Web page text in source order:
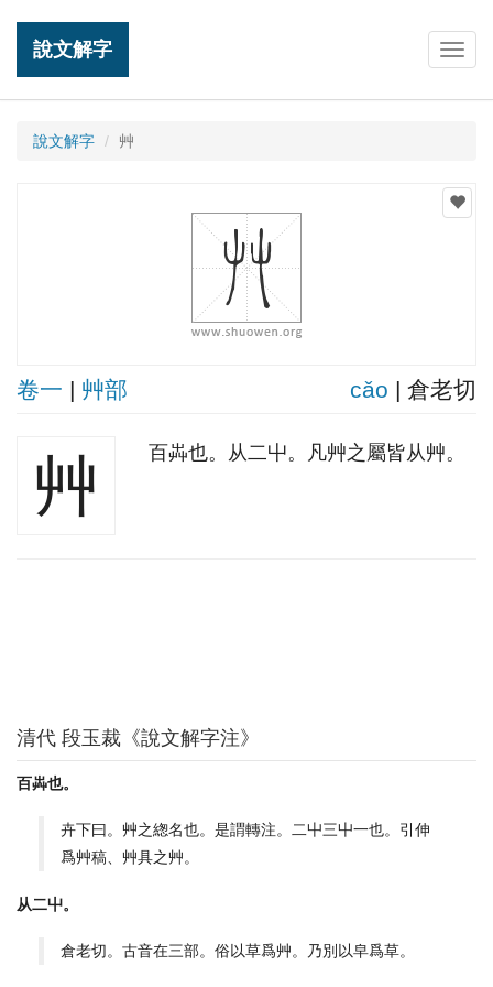
說文解字
說文解字 艸
卷一 | 艸部 cǎo | 倉老切
艸 百芔也。从二屮。凡艸之屬皆从艸。
清代 段玉裁《說文解字注》
百芔也。
卉下曰。艸之緫名也。是謂轉注。二屮三屮一也。引伸
爲艸稿、艸具之艸。
从二屮。
倉老切。古音在三部。俗以草爲艸。乃別以皁爲草。